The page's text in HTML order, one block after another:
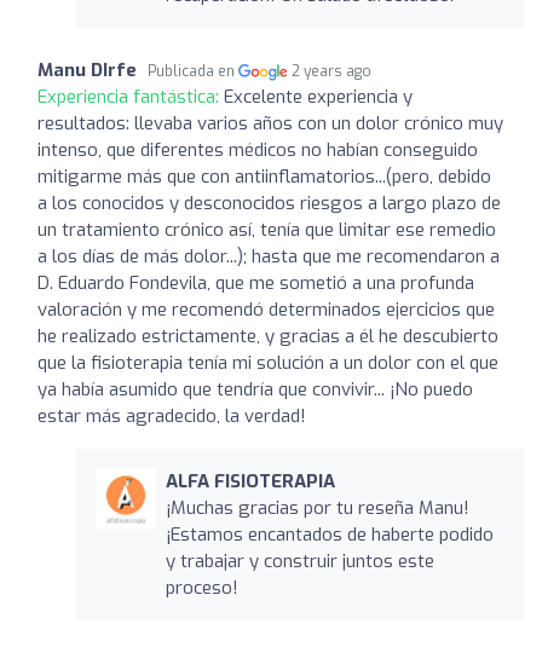
Manu DIrfe Publicada en 2 years ago
Experiencia fantástica: Excelente experiencia y
resultados: llevaba varios años con un dolor crónico muy
intenso, que diferentes médicos no habían conseguido
mitigarme más que con antiinflamatorios...(pero, debido
a los conocidos y desconocidos riesgos a largo plazo de
un tratamiento crónico así, tenía que limitar ese remedio
a los días de más dolor...); hasta que me recomendaron a
D. Eduardo Fondevila, que me sometió a una profunda
valoración y me recomendó determinados ejercicios que
he realizado estrictamente, y gracias a él he descubierto
que la fisioterapia tenía mi solución a un dolor con el que
ya había asumido que tendría que convivir... ¡No puedo
estar más agradecido, la verdad!
ALFA FISIOTERAPIA
¡Muchas gracias por tu reseña Manu!
¡Estamos encantados de haberte podido
y trabajar y construir juntos este
proceso!